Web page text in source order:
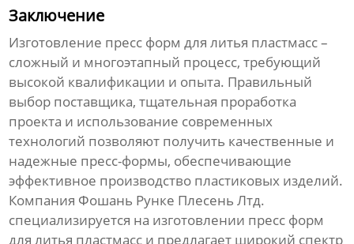
Заключение
Изготовление пресс форм для литья пластмасс–
сложный и многоэтапный процесс, требующий
высокой квалификации и опыта. Правильный
выбор поставщика, тщательная проработка
проекта и использование современных
технологий позволяют получить качественные и
надежные пресс-формы, обеспечивающие
эффективное производство пластиковых изделий.
Компания Фошань Рунке Плесень Лтд.
специализируется на изготовлении пресс форм
для литья пластмасс и предлагает широкий спектр